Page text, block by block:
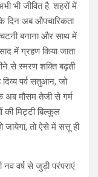
भी जीवित है. शहरों में
दिन अब औपचारिकता
चटनी बनाना और साथ में
में ग्रहण किया जाता
से स्मरण शक्ति बढ़ती
पर्व सतुआन, जो
अब मौसम तेजी से गर्म
की मिट्टी बिल्कुल
तो ऐसे में सत्तू ही
वर्ष से जुड़ी परंपराएं